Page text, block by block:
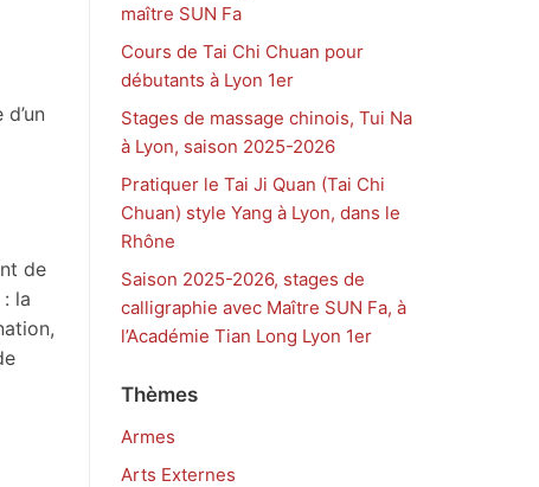
de
la
maître SUN Fa
Cours de Tai Chi Chuan pour
débutants à Lyon 1er
Stages de massage chinois, Tui Na
à Lyon, saison 2025-2026
Pratiquer le Tai Ji Quan (Tai Chi
Chuan) style Yang à Lyon, dans le
Rhône
Saison 2025-2026, stages de
calligraphie avec Maître SUN Fa, à
l’Académie Tian Long Lyon 1er
Thèmes
Armes
Arts Externes